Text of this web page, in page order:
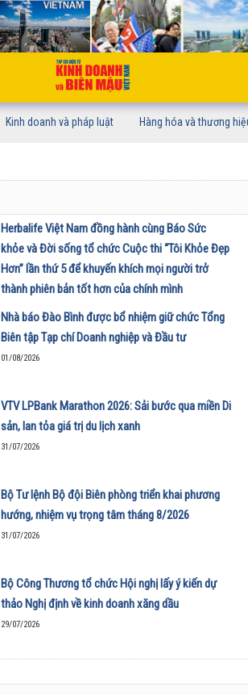
Kinh doanh và pháp luật Hàng hóa và thương
Herbalife Việt Nam đồng hành cùng Báo Sức
khỏe và Đời sống tổ chức Cuộc thi “Tôi Khỏe Đẹp
Hơn” lần thứ 5 để khuyến khích mọi người trở
thành phiên bản tốt hơn của chính mình
01/08/2026
Nhà báo Đào Bình được bổ nhiệm giữ chức Tổng
Biên tập Tạp chí Doanh nghiệp và Đầu tư
01/08/2026
VTV LPBank Marathon 2026: Sải bước qua miền Di
sản, lan tỏa giá trị du lịch xanh
31/07/2026
Bộ Tư lệnh Bộ đội Biên phòng triển khai phương
hướng, nhiệm vụ trọng tâm tháng 8/2026
31/07/2026
Bộ Công Thương tổ chức Hội nghị lấy ý kiến dự
thảo Nghị định về kinh doanh xăng dầu
29/07/2026